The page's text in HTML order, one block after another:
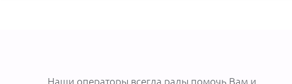
Наши операторы всегда рады помочь Вам и